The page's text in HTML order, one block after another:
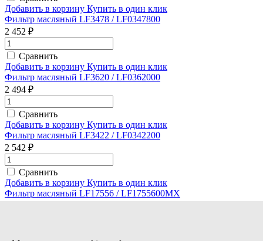
Добавить в корзину Купить в один клик
Фильтр масляный LF3478 / LF0347800
2 452 ₽
Сравнить
Добавить в корзину Купить в один клик
Фильтр масляный LF3620 / LF0362000
2 494 ₽
Сравнить
Добавить в корзину Купить в один клик
Фильтр масляный LF3422 / LF0342200
2 542 ₽
Сравнить
Добавить в корзину Купить в один клик
Фильтр масляный LF17556 / LF1755600MX